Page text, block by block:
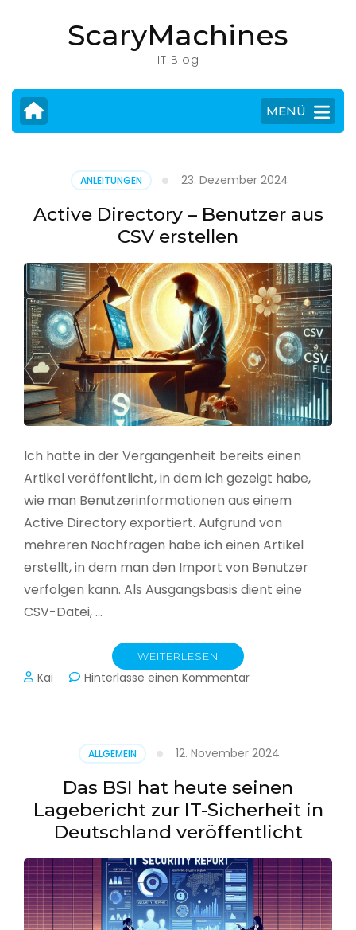
drücken)
ScaryMachines
IT Blog
MENÜ
ANLEITUNGEN 23. Dezember 2024
Active Directory – Benutzer aus
CSV erstellen
Ich hatte in der Vergangenheit bereits einen
Artikel veröffentlicht, in dem ich gezeigt habe,
wie man Benutzerinformationen aus einem
Active Directory exportiert. Aufgrund von
mehreren Nachfragen habe ich einen Artikel
erstellt, in dem man den Import von Benutzer
verfolgen kann. Als Ausgangsbasis dient eine
CSV-Datei, …
WEITERLESEN
Kai Hinterlasse einen Kommentarzu
aus
CSV
erstellen
ALLGEMEIN 12. November 2024
Das BSI hat heute seinen
Lagebericht zur IT-Sicherheit in
Deutschland veröffentlicht